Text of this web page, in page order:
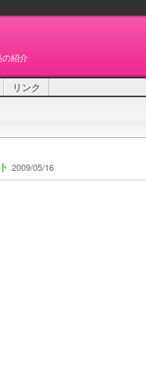
の紹介
リンク
2009/05/16